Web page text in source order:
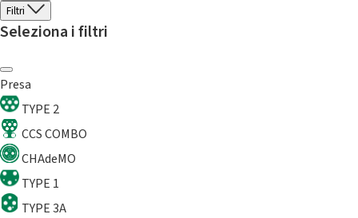
Filtri
Seleziona i filtri
Presa
TYPE 2
CCS COMBO
CHAdeMO
TYPE 1
TYPE 3A